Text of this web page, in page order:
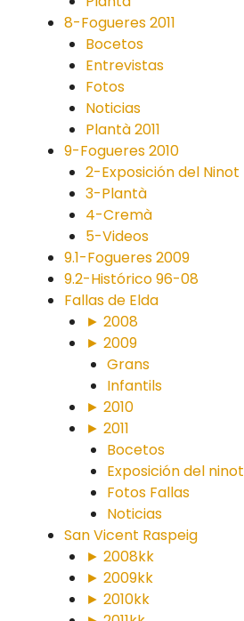
8-Fogueres 2011
Bocetos
Entrevistas
Fotos
Noticias
Plantà 2011
9-Fogueres 2010
2-Exposición del Ninot
3-Plantà
4-Cremà
5-Videos
9.1-Fogueres 2009
9.2-Histórico 96-08
Fallas de Elda
► 2008
► 2009
Grans
Infantils
► 2010
► 2011
Bocetos
Exposición del ninot
Fotos Fallas
Noticias
San Vicent Raspeig
► 2008kk
► 2009kk
► 2010kk